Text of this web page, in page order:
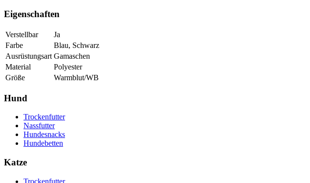
Eigenschaften
Verstellbar
Ja
Farbe
Blau, Schwarz
Ausrüstungsart Gamaschen
Material
Polyester
Größe
Warmblut/WB
Hund
Trockenfutter
Nassfutter
Hundesnacks
Hundebetten
Katze
Trockenfutter